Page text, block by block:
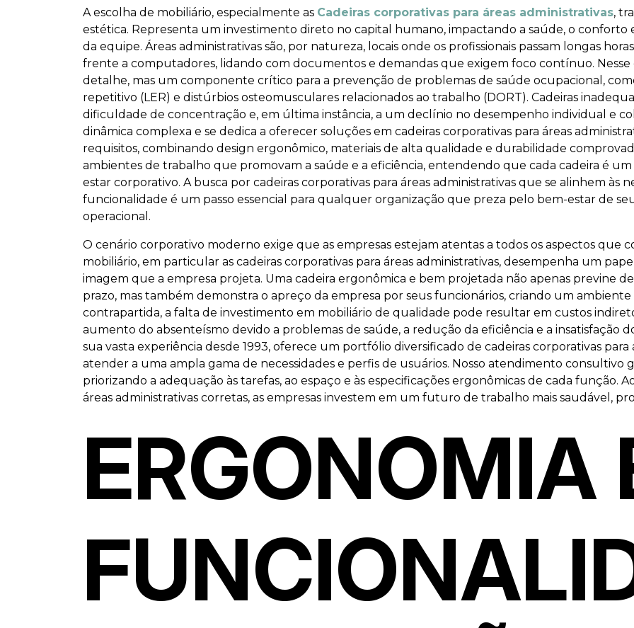
A escolha de mobiliário, especialmente as Cadeiras corporativas para áreas administrativas,
estética. Representa um investimento direto no capital humano, impactando a saúde, o
da equipe. Áreas administrativas são, por natureza, locais onde os profissionais passam longas
frente a computadores, lidando com documentos e demandas que exigem foco contínuo. Nesse
detalhe, mas um componente crítico para a prevenção de problemas de saúde ocupacional,
repetitivo (LER) e distúrbios osteomusculares relacionados ao trabalho (DORT). Cadeiras
dificuldade de concentração e, em última instância, a um declínio no desempenho individual e
dinâmica complexa e se dedica a oferecer soluções em cadeiras corporativas para áreas
requisitos, combinando design ergonômico, materiais de alta qualidade e durabilidade
ambientes de trabalho que promovam a saúde e a eficiência, entendendo que cada cadeira é
estar corporativo. A busca por cadeiras corporativas para áreas administrativas que se alinhem às
funcionalidade é um passo essencial para qualquer organização que preza pelo bem-estar de
operacional.
O cenário corporativo moderno exige que as empresas estejam atentas a todos os aspectos que
mobiliário, em particular as cadeiras corporativas para áreas administrativas, desempenha um
imagem que a empresa projeta. Uma cadeira ergonômica e bem projetada não apenas previne
prazo, mas também demonstra o apreço da empresa por seus funcionários, criando um ambiente
contrapartida, a falta de investimento em mobiliário de qualidade pode resultar em custos
aumento do absenteísmo devido a problemas de saúde, a redução da eficiência e a insatisfação
sua vasta experiência desde 1993, oferece um portfólio diversificado de cadeiras corporativas para
atender a uma ampla gama de necessidades e perfis de usuários. Nosso atendimento consultivo
priorizando a adequação às tarefas, ao espaço e às especificações ergonômicas de cada função.
áreas administrativas corretas, as empresas investem em um futuro de trabalho mais saudável,
ERGONOMIA